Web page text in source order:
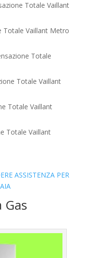
Totale Vaillant
Totale Vaillant Metro
Totale
Totale Vaillant
Totale Vaillant
Totale Vaillant
ASSISTENZA PER
Gas